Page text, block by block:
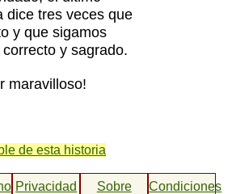
dice tres veces que
y que sigamos
y sagrado.
maravilloso!
de esta historia
Privacidad
Sobre
Condiciones